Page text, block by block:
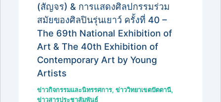
(สัญจร) & การแสดงศิลปกรรมร่วม
สมัยของศิลปินรุ่นเยาว์ ครั้งที่ 40 –
The 69th National Exhibition of
Art & The 40th Exhibition of
Contemporary Art by Young
Artists
ข่าวกิจกรรมและนิทรรศการ, ข่าววิทยาเขตปัตตานี,
ข่าวสารประชาสัมพันธ์